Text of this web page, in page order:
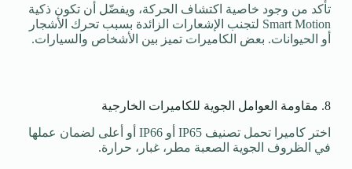
تأكد من وجود خاصية اكتشاف الحركة، ويفضّل أن تكون ذكية
Smart Motion لتجنب الإشعارات الزائدة بسبب تحرك الأشجار
أو الحيوانات. بعض الكاميرات تميز بين الأشخاص والسيارات.
8. مقاومة العوامل الجوية للكاميرات الخارجية
اختر كاميرا تحمل تصنيف IP65 أو IP66 أو أعلى لضمان عملها
في الظروف الجوية الصعبة مطر، غبار، حرارة.